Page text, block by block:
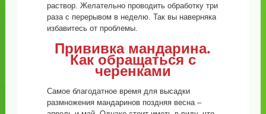
раствор. Желательно проводить обработку три
раза с перерывом в неделю. Так вы наверняка
избавитесь от проблемы.
Прививка мандарина.
Как обращаться с
черенками
Самое благодатное время для высадки
размножения мандаринов поздняя весна –